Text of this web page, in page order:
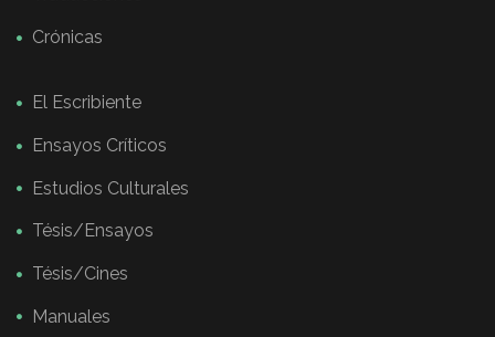
Crónicas
El Escribiente
Ensayos Críticos
Estudios Culturales
Tésis/Ensayos
Tésis/Cines
Manuales